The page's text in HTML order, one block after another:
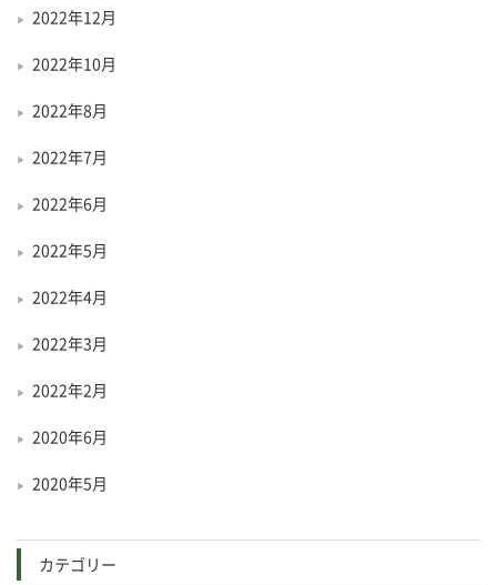
2022年12月
2022年10月
2022年8月
2022年7月
2022年6月
2022年5月
2022年4月
2022年3月
2022年2月
2020年6月
2020年5月
カテゴリー